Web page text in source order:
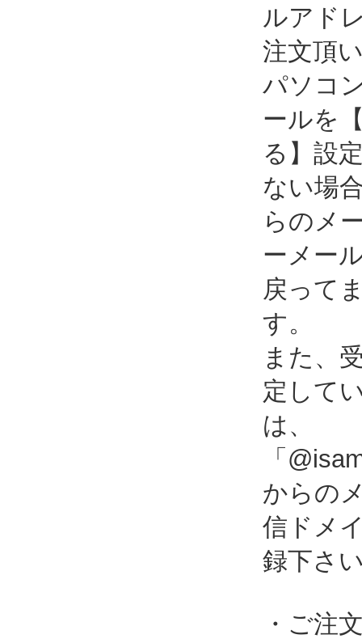
ルアド
注文頂
パソコ
ールを
る】設
ない場
らのメ
ーメー
戻って
す。
また、
定して
は、
「
からの
信ドメ
録下さ
・ご注